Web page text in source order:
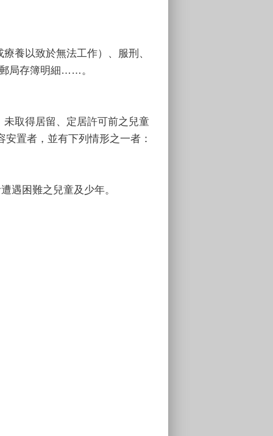
養以致於無法工作）、服刑、
局存簿明細……。
取得居留、定居許可前之兒童
置者，並有下列情形之一者：
遇困難之兒童及少年。